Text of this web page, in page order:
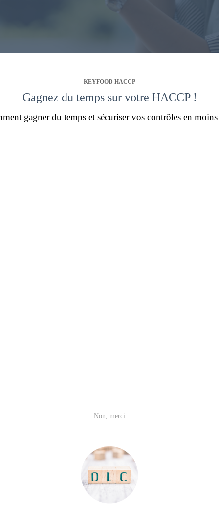
KEYFOOD HACCP
Gagnez du temps sur votre HACCP !
gagner du temps et sécuriser vos contrôles en
Non, merci